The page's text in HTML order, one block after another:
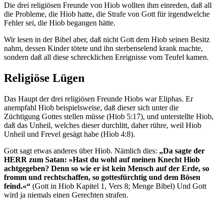
Die drei religiösen Freunde von Hiob wollten ihm einreden, daß all
die Probleme, die Hiob hatte, die Strafe von Gott für irgendwelche
Fehler sei, die Hiob begangen hätte.
Wir lesen in der Bibel aber, daß nicht Gott dem Hiob seinen Besitz
nahm, dessen Kinder tötete und ihn sterbenselend krank machte,
sondern daß all diese schrecklichen Ereignisse vom Teufel kamen.
Religiöse Lügen
Das Haupt der drei religiösen Freunde Hiobs war Eliphas. Er
anempfahl Hiob beispielsweise, daß dieser sich unter die
Züchtigung Gottes stellen müsse (Hiob 5:17), und unterstellte Hiob,
daß das Unheil, welches dieser durchlitt, daher rühre, weil Hiob
Unheil und Frevel gesägt habe (Hiob 4:8).
Gott sagt etwas anderes über Hiob. Nämlich dies: „Da sagte der
HERR zum Satan: »Hast du wohl auf meinen Knecht Hiob
achtgegeben? Denn so wie er ist kein Mensch auf der Erde, so
fromm und rechtschaffen, so gottesfürchtig und dem Bösen
feind.«“ (Gott in Hiob Kapitel 1, Vers 8; Menge Bibel) Und Gott
wird ja niemals einen Gerechten strafen.